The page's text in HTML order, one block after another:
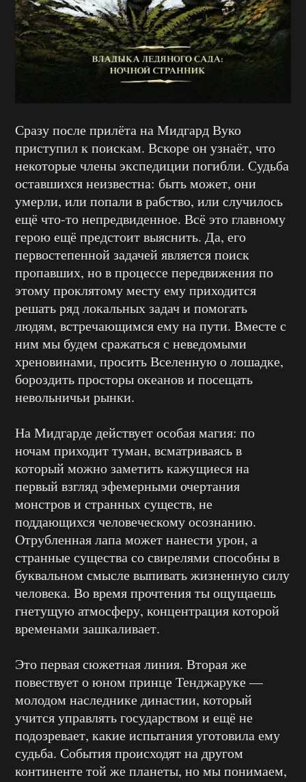
Сразу после прилёта на Мидгард Вуко
приступил к поискам. Вскоре он узнаёт, что
некоторые члены экспедиции погибли. Судьба
оставшихся неизвестна: быть может, они
умерли, или попали в рабство, или случилось
ещё что-то непредвиденное. Всё это главному
герою ещё предстоит выяснить. Да, его
первостепенной задачей является поиск
пропавших, но в процессе передвижения по
этому проклятому месту ему приходится
решать ряд локальных задач и помогать
людям, встречающимся ему на пути. Вместе с
ним мы будем сражаться с неведомыми
хреновинами, просить Вселенную о лошадке,
бороздить просторы океанов и посещать
невольничьи рынки.
На Мидгарде действует особая магия: по
ночам приходит туман, всматриваясь в
который можно заметить кажущиеся на
первый взгляд эфемерными очертания
монстров и странных существ, не
поддающихся человеческому осознанию.
Отрубленная лапа может нанести урон, а
странные существа со свирелями способны в
буквальном смысле выпивать жизненную силу
человека. Во время прочтения ты ощущаешь
гнетущую атмосферу, концентрация которой
временами зашкаливает.
Это первая сюжетная линия. Вторая же
повествует о юном принце Тенджаруке —
молодом наследнике династии, который
учится управлять государством и ещё не
подозревает, какие испытания уготовила ему
судьба. События происходят на другом
континенте той же планеты, но мы понимаем,